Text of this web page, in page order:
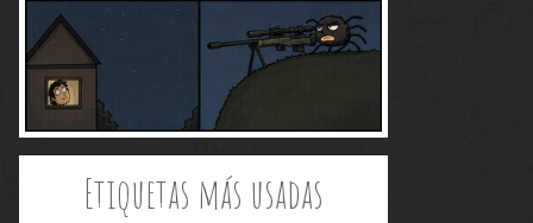
Etiquetas más usadas